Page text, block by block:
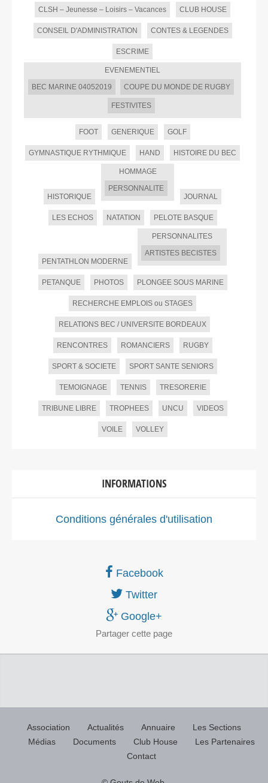
CLSH – Jeunesse – Loisirs – Vacances CLUB HOUSE
CONSEIL D'ADMINISTRATION CONTES & LEGENDES
ESCRIME
EVENEMENTIEL
BEC MARINE 04052019
COUPE DU MONDE DE RUGBY
FESTIVITES
FOOT GENERIQUE GOLF
GYMNASTIQUE RYTHMIQUE HAND HISTOIRE DU BEC
HISTORIQUE
HOMMAGE
PERSONNALITE
JOURNAL
LES ECHOS NATATION PELOTE BASQUE
PENTATHLON MODERNE
PERSONNALITES
ARTISTES BECISTES
PETANQUE PHOTOS PLONGEE SOUS MARINE
RECHERCHE EMPLOIS ou STAGES
RELATIONS BEC / UNIVERSITE BORDEAUX
RENCONTRES ROMANCIERS RUGBY
SPORT & SOCIETE SPORT SANTE SENIORS
TEMOIGNAGE TENNIS TRESORERIE
TRIBUNE LIBRE TROPHEES UNCU VIDEOS
VOILE VOLLEY
INFORMATIONS
Conditions générales d'utilisation
Facebook
Twitter
Google+
Partager cette page
Association Actualités Annuaire
Les Sections
Médias
Documents Club House
Les Partenaires
Contact